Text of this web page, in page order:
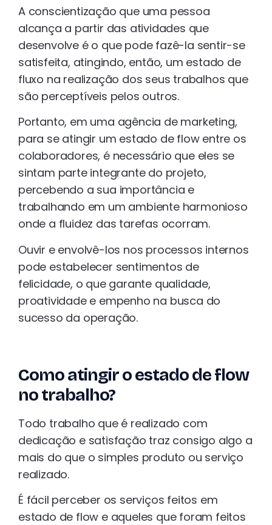
A conscientização que uma pessoa
alcança a partir das atividades que
desenvolve é o que pode fazê-la sentir-se
satisfeita, atingindo, então, um estado de
fluxo na realização dos seus trabalhos que
são perceptíveis pelos outros.
Portanto, em uma agência de marketing,
para se atingir um estado de flow entre os
colaboradores, é necessário que eles se
sintam parte integrante do projeto,
percebendo a sua importância e
trabalhando em um ambiente harmonioso
onde a fluidez das tarefas ocorram.
Ouvir e envolvê-los nos processos internos
pode estabelecer sentimentos de
felicidade, o que garante qualidade,
proatividade e empenho na busca do
sucesso da operação.
Como atingir o estado de flow
no trabalho?
Todo trabalho que é realizado com
dedicação e satisfação traz consigo algo a
mais do que o simples produto ou serviço
realizado.
É fácil perceber os serviços feitos em
estado de flow e aqueles que foram feitos